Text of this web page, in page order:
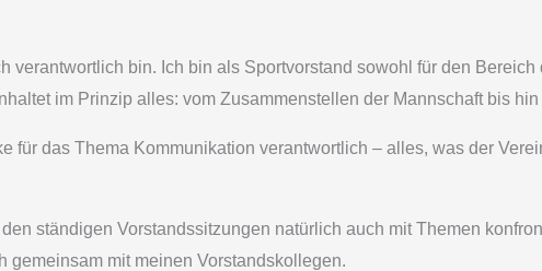
verantwortlich bin. Ich bin als Sportvorstand sowohl für den
im Prinzip alles: vom Zusammenstellen der Mannschaft bis
für das Thema Kommunikation verantwortlich – alles, was der
ständigen Vorstandssitzungen natürlich auch mit Themen
gemeinsam mit meinen Vorstandskollegen.